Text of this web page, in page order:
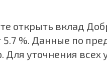
открыть вклад
5.7 %. Данные по
Для уточнения